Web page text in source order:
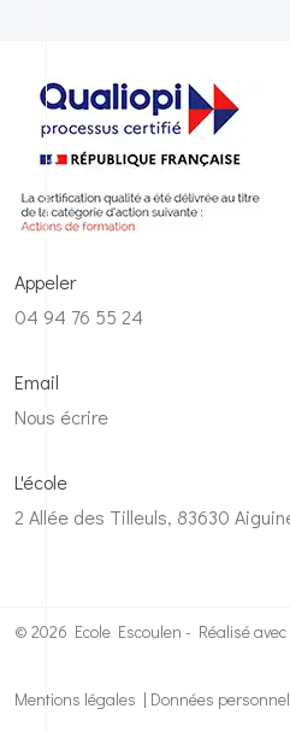
Appeler
04 94 76 55 24
Email
Nous écrire
L'école
2 Allée des Tilleuls, 83630
© 2026 Ecole Escoulen - Réalisé avec
Mentions légales | Données